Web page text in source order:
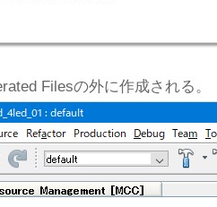
Filesの外に作成される。